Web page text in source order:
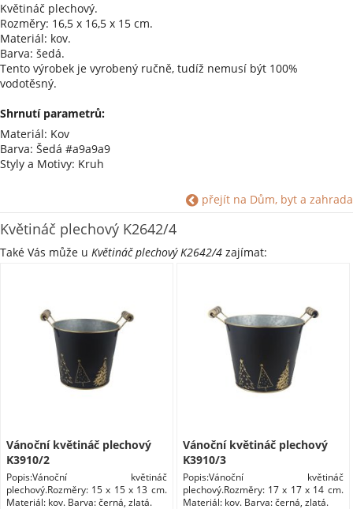
Květináč plechový.
Rozměry: 16,5 x 16,5 x 15 cm.
Materiál: kov.
Barva: šedá.
Tento výrobek je vyrobený ručně, tudíž nemusí být 100%
vodotěsný.
Shrnutí parametrů:
Materiál: Kov
Barva: Šedá #a9a9a9
Styly a Motivy: Kruh
přejít na Dům, byt a zahrada
Květináč plechový K2642/4
Také Vás může u Květináč plechový K2642/4 zajímat:
Vánoční květináč plechový
K3910/2
Popis:Vánoční květináč
plechový.Rozměry: 15 x 15 x 13 cm.
Materiál: kov. Barva: černá, zlatá.
Vánoční květináč plechový
K3910/3
Popis:Vánoční květináč
plechový.Rozměry: 17 x 17 x 14 cm.
Materiál: kov. Barva: černá, zlatá.